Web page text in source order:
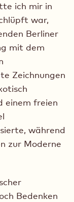
ich mir in
war,
Berliner
mit dem
Zeichnungen
einem freien
während
zur Moderne
Bedenken